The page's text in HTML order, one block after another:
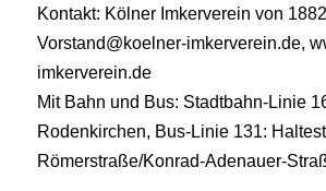
Kontakt: Kölner Imkerverein von
Vorstand@koelner-imkerverein.de,
imkerverein.de
Mit Bahn und Bus: Stadtbahn-Linie
Rodenkirchen, Bus-Linie 131:
Römerstraße/Konrad-Adenauer-